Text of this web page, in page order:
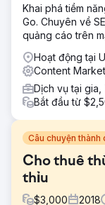
Khai phá tiềm
Go. Chuyên về
quảng cáo trên
Hoạt động tại
Content
Dịch vụ tại
Bắt đầu từ
Câu chuyện thành
Cho thuê
thỉu
$3,000 2018